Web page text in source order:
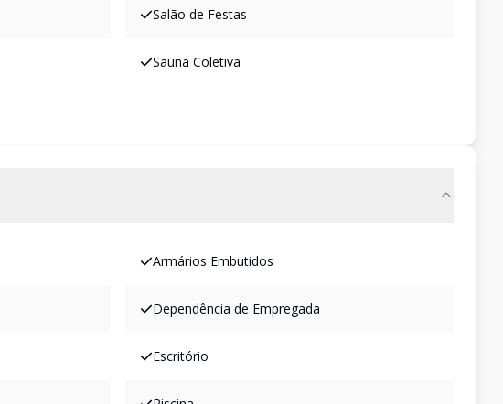
Salão de Festas
Sauna Coletiva
Armários Embutidos
Dependência de Empregada
Escritório